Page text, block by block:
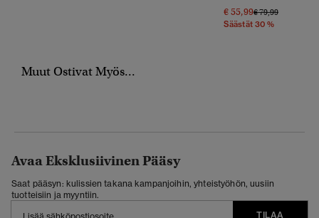
€ 55,99Hinta Alennettu
€ 79,99Hintaan
Säästät 30 %
Muut Ostivat Myös...
Avaa Eksklusiivinen Pääsy
Saat pääsyn: kulissien takana kampanjoihin, yhteistyöhön, uusiin
tuotteisiin ja myyntiin.
TILAA